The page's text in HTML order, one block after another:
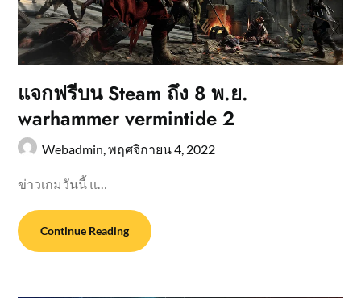
แจกฟรีบน Steam ถึง 8 พ.ย.
warhammer vermintide 2
Webadmin,พฤศจิกายน 4, 2022
ข่าวเกมวันนี้ แ…
Continue Reading